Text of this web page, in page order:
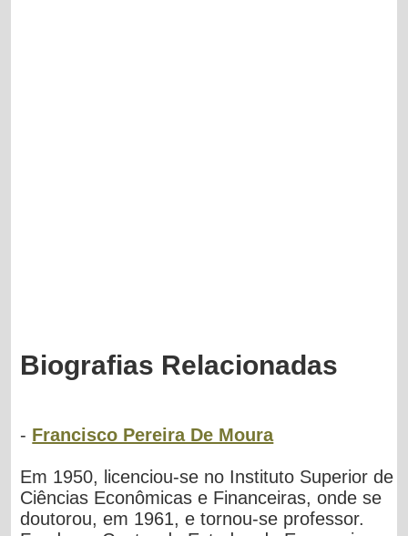
Biografias Relacionadas
- Francisco Pereira De Moura
Em 1950, licenciou-se no Instituto Superior de
Ciências Econômicas e Financeiras, onde se
doutorou, em 1961, e tornou-se professor.